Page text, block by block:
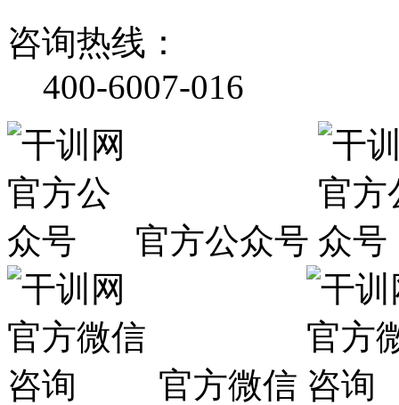
咨询热线：
400-6007-016
官方公众号
官方微信